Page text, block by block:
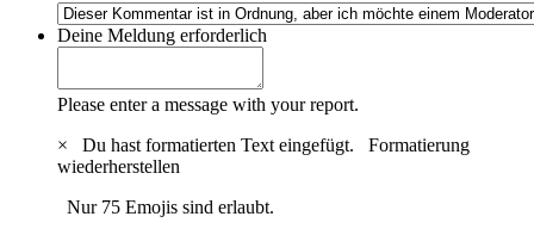
Deine Meldung erforderlich
Please enter a message with your report.
×
Du hast formatierten Text eingefügt. Formatierung
wiederherstellen
Nur 75 Emojis sind erlaubt.